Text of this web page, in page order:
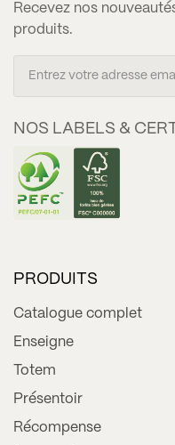
Recevez nos
produits.
NOS LABELS &
PRODUITS
Catalogue complet
Enseigne
Totem
Présentoir
Récompense